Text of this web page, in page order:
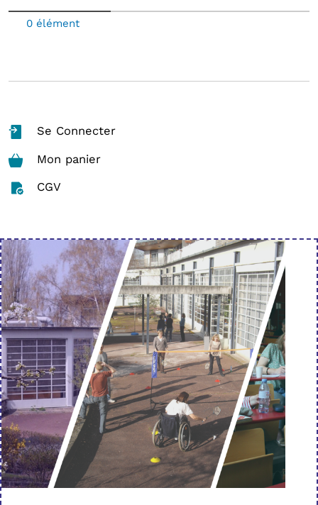
0 élément
Se Connecter
Mon panier
CGV